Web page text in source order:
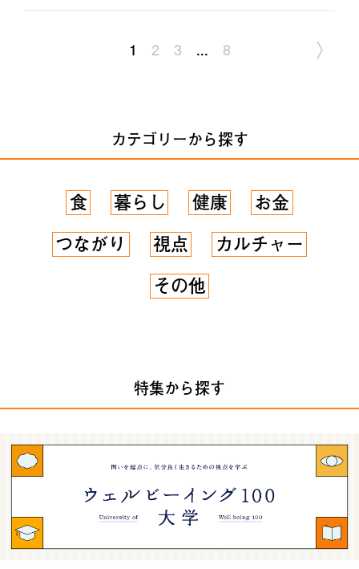
1 2 3 ... 8 〉
カテゴリーから探す
食 暮らし 健康
お金
つながり
視点
カルチャー
その他
特集から探す